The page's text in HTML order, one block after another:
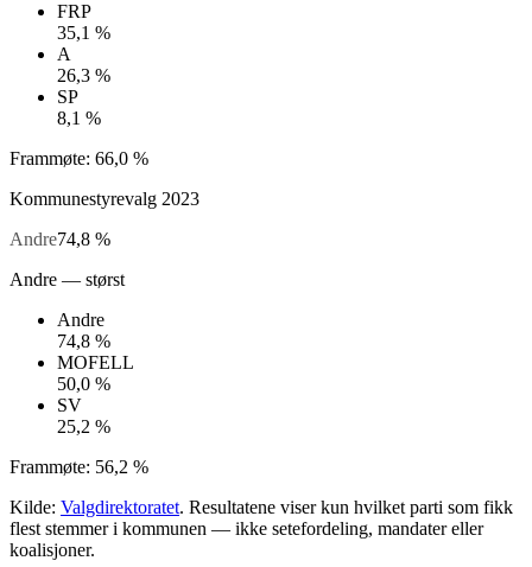
FRP
35,1 %
A
26,3 %
SP
8,1 %
Frammøte: 66,0 %
Kommunestyrevalg 2023
Andre74,8 %
Andre — størst
Andre
74,8 %
MOFELL
50,0 %
SV
25,2 %
Frammøte: 56,2 %
Kilde: Valgdirektoratet. Resultatene viser kun hvilket parti som fikk
flest stemmer i kommunen — ikke setefordeling, mandater eller
koalisjoner.